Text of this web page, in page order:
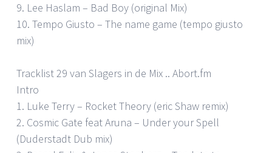
9. Lee Haslam – Bad Boy (original Mix)
10. Tempo Giusto – The name game (tempo giusto
mix)
Tracklist 29 van Slagers in de Mix .. Abort.fm
Intro
1. Luke Terry – Rocket Theory (eric Shaw remix)
2. Cosmic Gate feat Aruna – Under your Spell
(Duderstadt Dub mix)